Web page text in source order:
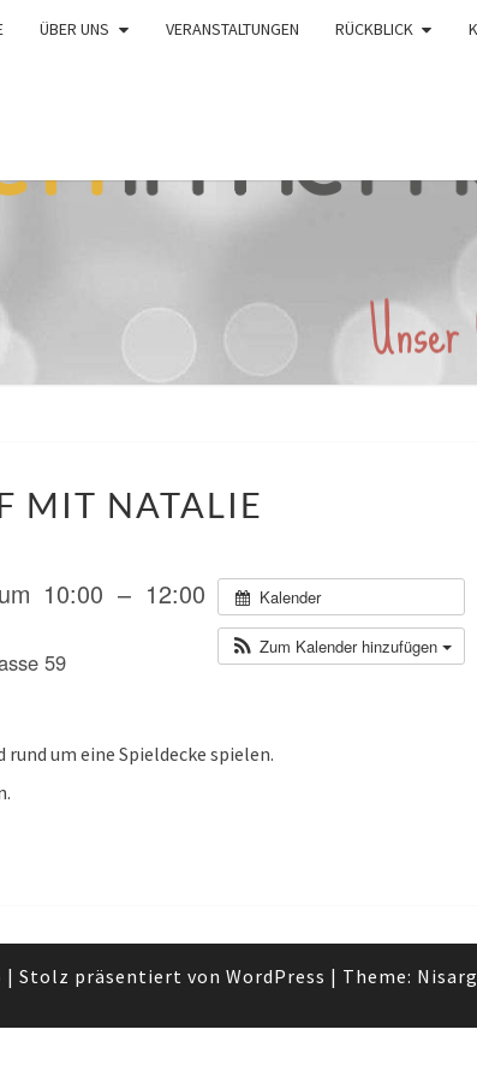
ÜBER UNS VERANSTALTUNGEN RÜCKBLICK
MIT
MIT NATALIE
Kalender
Zum Kalender hinzufügen
10:00 – 12:00
59
um eine Spieldecke spielen.
| Stolz präsentiert von WordPress | Theme: Nisarg